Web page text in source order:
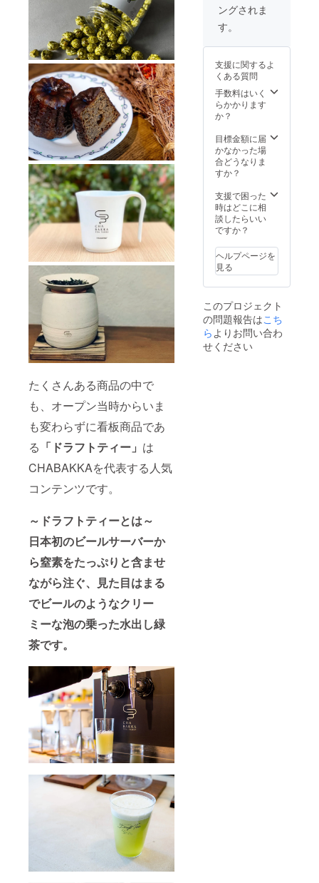
たくさんある商品の中で
も、オープン当時からいま
も変わらずに看板商品であ
る 「ドラフトティー」 は
CHABAKKAを代表する人気
コンテンツです。
～ドラフトティーとは～
日本初のビールサーバーか
ら窒素をたっぷりと含ませ
ながら注ぐ、見た目はまる
でビールのようなクリー
ミーな泡の乗った水出し緑
茶です。
ラス・
造園な
い内容
に対応
しま
す。
実施期
間、工
事内容
メール
にて要
相談）
ングされま
す。
支援に関するよ
くある質問
手数料はいく
らかかります
か？
目標金額に届
かなかった場
合どうなりま
すか？
支援で困った
時はどこに相
談したらいい
ですか？
ヘルプページを
見る
このプロジェクト
の問題報告はこち
らよりお問い合わ
せください